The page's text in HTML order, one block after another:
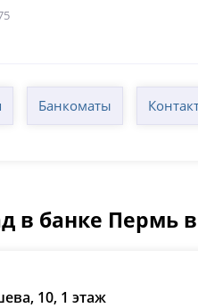
Банкоматы
в банке Пермь
10, 1 этаж